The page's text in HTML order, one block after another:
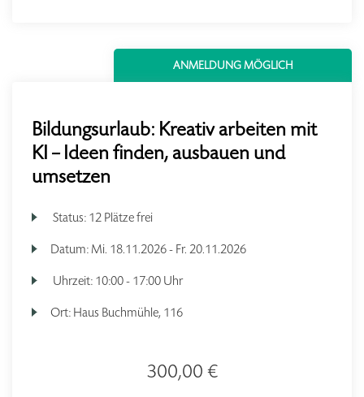
ANMELDUNG MÖGLICH
Bildungsurlaub: Kreativ arbeiten mit
KI – Ideen finden, ausbauen und
umsetzen
Status: 12 Plätze frei
Datum: Mi. 18.11.2026 - Fr. 20.11.2026
Uhrzeit: 10:00 - 17:00 Uhr
Ort: Haus Buchmühle, 116
300,00 €